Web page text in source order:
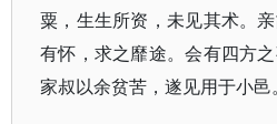
粟，生生所资，未见其术。
有怀，求之靡途。会有四方
家叔以余贫苦，遂见用于小邑